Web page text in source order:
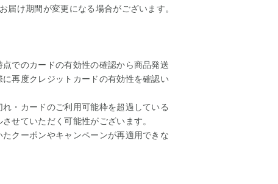
届け期間が変更になる場合がございます。
でのカードの有効性の確認から商品発送
再度クレジットカードの有効性を確認い
・カードのご利用可能枠を超過している
せていただく可能性がございます。
クーポンやキャンペーンが再適用できな